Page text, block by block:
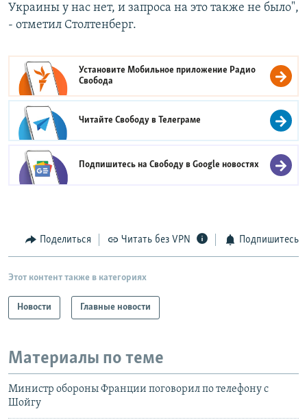
Украины у нас нет, и запроса на это также не было",
- отметил Столтенберг.
Установите Мобильное приложение Радио
Свобода
Читайте Свободу вТелеграме
Подпишитесь на Свободу вGoogle новостях
Поделиться Читать без VPN Подпишитесь
Этот контент также в категориях
Новости Главные новости
Материалы по теме
Министр обороны Франции поговорил по телефону с
Шойгу